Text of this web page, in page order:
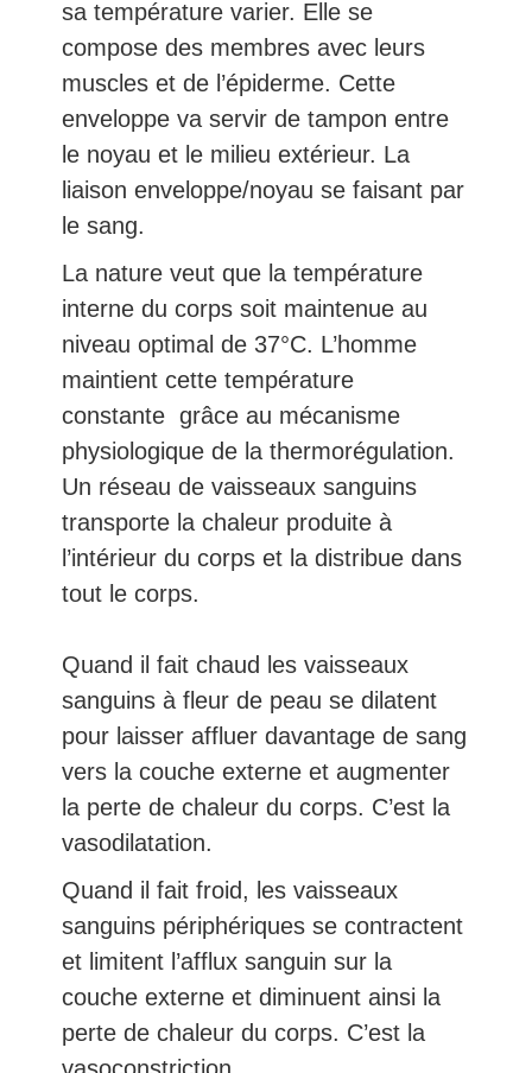
sa température varier. Elle se
compose des membres avec leurs
muscles et de l’épiderme. Cette
enveloppe va servir de tampon entre
le noyau et le milieu extérieur. La
liaison enveloppe/noyau se faisant par
le sang.
La nature veut que la température
interne du corps soit maintenue au
niveau optimal de 37°C. L’homme
maintient cette température
constante grâce au mécanisme
physiologique de la thermorégulation.
Un réseau de vaisseaux sanguins
transporte la chaleur produite à
l’intérieur du corps et la distribue dans
tout le corps.
Quand il fait chaud les vaisseaux
sanguins à fleur de peau se dilatent
pour laisser affluer davantage de sang
vers la couche externe et augmenter
la perte de chaleur du corps. C’est la
vasodilatation.
Quand il fait froid, les vaisseaux
sanguins périphériques se contractent
et limitent l’afflux sanguin sur la
couche externe et diminuent ainsi la
perte de chaleur du corps. C’est la
vasoconstriction.